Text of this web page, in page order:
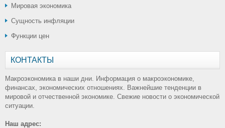
Мировая экономика
Сущность инфляции
Функции цен
КОНТАКТЫ
Макроэкономика в наши дни. Информация о макроэкономике,
финансах, экономических отношениях. Важнейшие тенденции в
мировой и отчественной экономике. Свежие новости о экономической
ситуации.
Наш адрес: